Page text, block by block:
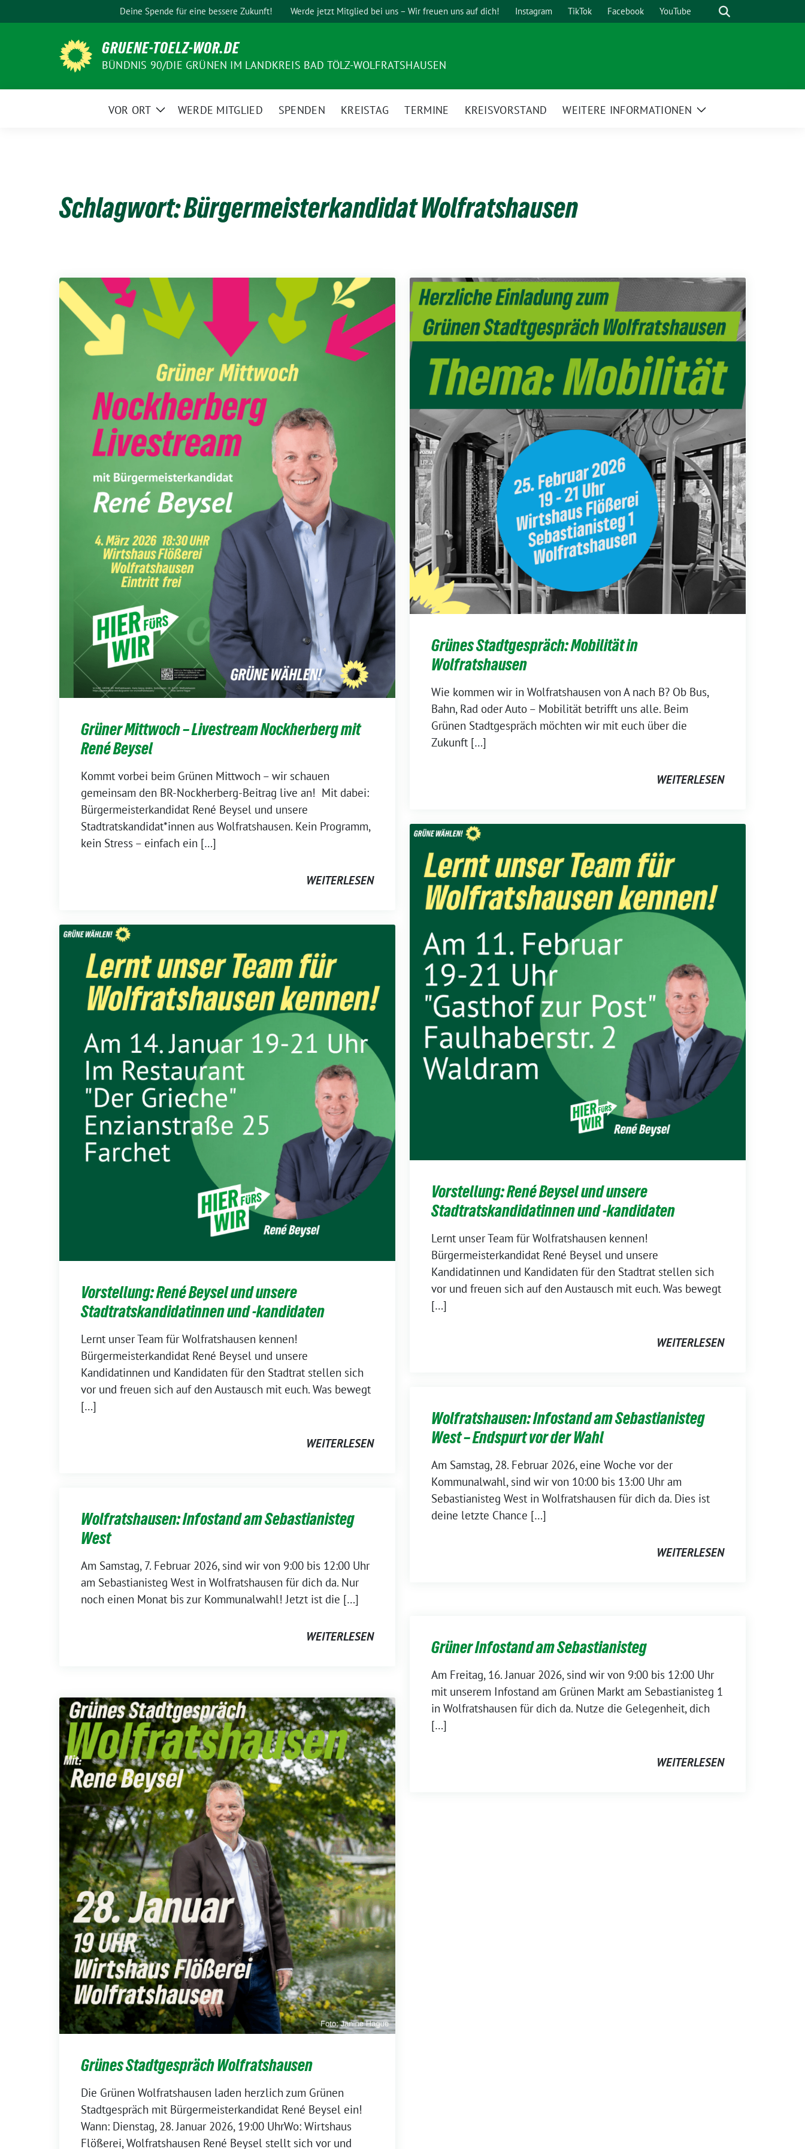
zum
Deine Spende für eine bessere Zukunft! Werde jetzt Mitglied bei uns – Wir freuen uns auf dich! Instagram TikTok Facebook YouTube Suche
GRUENE-TOELZ-WOR.DE
BÜNDNIS 90/DIE GRÜNEN IM LANDKREIS BAD TÖLZ-WOLFRATSHAUSEN
VOR ORT
ZeigeWERDE MITGLIED SPENDEN KREISTAG TERMINE KREISVORSTAND WEITERE INFORMATIONEN
Zeige
Schlagwort:Bürgermeisterkandidat Wolfratshausen
Grüner Mittwoch – Livestream Nockherberg mit
René Beysel
Kommt vorbei beim Grünen Mittwoch – wir schauen
gemeinsam den BR-Nockherberg-Beitrag live an! Mit dabei:
Bürgermeisterkandidat René Beysel und unsere
Stadtratskandidat*innen aus Wolfratshausen. Kein Programm,
kein Stress – einfach ein […]
WEITERLESEN
Grünes Stadtgespräch: Mobilität in
Wolfratshausen
Wie kommen wir in Wolfratshausen von A nach B? Ob Bus,
Bahn, Rad oder Auto – Mobilität betrifft uns alle. Beim
Grünen Stadtgespräch möchten wir mit euch über die
Zukunft […]
WEITERLESEN
Vorstellung: René Beysel und unsere
Stadtratskandidatinnen und -kandidaten
Lernt unser Team für Wolfratshausen kennen!
Bürgermeisterkandidat René Beysel und unsere
Kandidatinnen und Kandidaten für den Stadtrat stellen sich
vor und freuen sich auf den Austausch mit euch. Was bewegt
[…]
WEITERLESEN
Vorstellung: René Beysel und unsere
Stadtratskandidatinnen und -kandidaten
Lernt unser Team für Wolfratshausen kennen!
Bürgermeisterkandidat René Beysel und unsere
Kandidatinnen und Kandidaten für den Stadtrat stellen sich
vor und freuen sich auf den Austausch mit euch. Was bewegt
[…]
WEITERLESEN
Wolfratshausen: Infostand am Sebastianisteg
West – Endspurt vor der Wahl
Am Samstag, 28. Februar 2026, eine Woche vor der
Kommunalwahl, sind wir von 10:00 bis 13:00 Uhr am
Sebastianisteg West in Wolfratshausen für dich da. Dies ist
deine letzte Chance […]
WEITERLESEN
Wolfratshausen: Infostand am Sebastianisteg
West
Am Samstag, 7. Februar 2026, sind wir von 9:00 bis 12:00 Uhr
am Sebastianisteg West in Wolfratshausen für dich da. Nur
noch einen Monat bis zur Kommunalwahl! Jetzt ist die […]
WEITERLESEN
Grüner Infostand am Sebastianisteg
Am Freitag, 16. Januar 2026, sind wir von 9:00 bis 12:00 Uhr
mit unserem Infostand am Grünen Markt am Sebastianisteg 1
in Wolfratshausen für dich da. Nutze die Gelegenheit, dich
[…]
WEITERLESEN
Grünes Stadtgespräch Wolfratshausen
Die Grünen Wolfratshausen laden herzlich zum Grünen
Stadtgespräch mit Bürgermeisterkandidat René Beysel ein!
Wann: Dienstag, 28. Januar 2026, 19:00 UhrWo: Wirtshaus
Flößerei, Wolfratshausen René Beysel stellt sich vor und